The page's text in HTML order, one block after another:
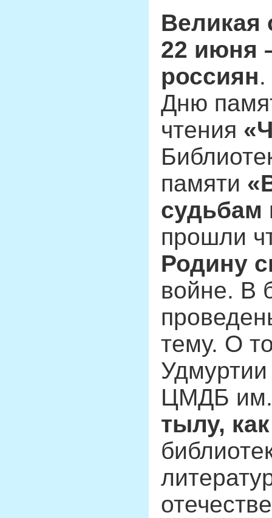
Великая
22 июня
россиян
Дню
чтения
памяти
судьбам
прошли
Родину
войне. В
тему. О
ЦМДБ им.
тылу,